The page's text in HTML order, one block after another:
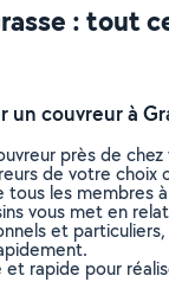
: tout
couvreur à
près de
de votre choix
tous les membres
vous met en
et
et rapide pour